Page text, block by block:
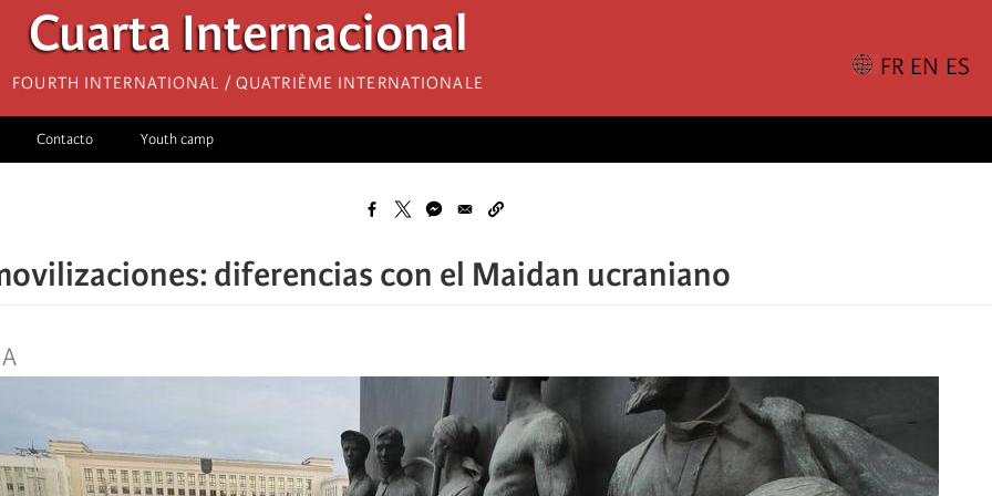
Cuarta Internacional
Fourth International / Quatrième internationale
Contacto Youth camp
diferencias con el Maidan ucraniano